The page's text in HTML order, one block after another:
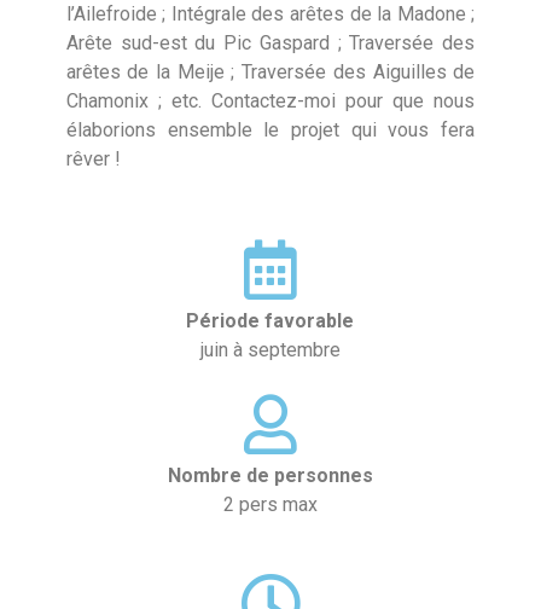
l’Ailefroide ; Intégrale des arêtes de la Madone ;
Arête sud-est du Pic Gaspard ; Traversée des
arêtes de la Meije ; Traversée des Aiguilles de
Chamonix ; etc. Contactez-moi pour que nous
élaborions ensemble le projet qui vous fera
rêver !​
Période favorable
juin à septembre
Nombre de personnes
2 pers max